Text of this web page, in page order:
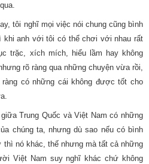
tôi nghĩ mọi việc nói chung cũng bình
khi anh với tôi có thể chơi với nhau rất
trặc, xích mích, hiểu lầm hay không
rõ ràng qua những chuyện vừa rồi,
có những cái không được tốt cho
Trung Quốc và Việt Nam có những
chúng ta, nhưng dù sao nếu có bình
nó khác, thế nhưng mà tất cả những
Việt Nam suy nghĩ khác chứ không